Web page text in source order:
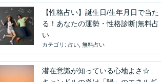
【性格占い】誕生日/生年月日で当た
る！あなたの運勢・性格診断|無料占
い
カテゴリ: 占い, 無料占い
潜在意識が知っている心地よさ☆